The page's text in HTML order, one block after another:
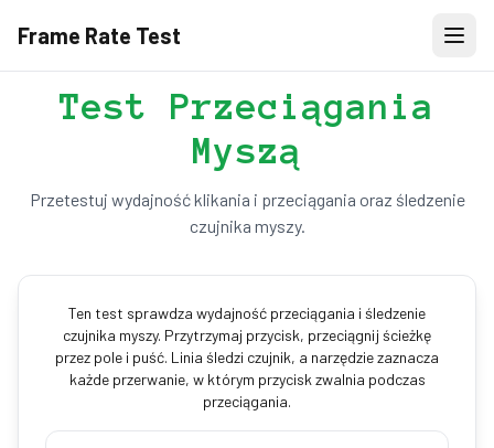
Frame Rate Test
Test Przeciągania
Myszą
Przetestuj wydajność klikania i przeciągania oraz śledzenie
czujnika myszy.
Ten test sprawdza wydajność przeciągania i śledzenie
czujnika myszy. Przytrzymaj przycisk, przeciągnij ścieżkę
przez pole i puść. Linia śledzi czujnik, a narzędzie zaznacza
każde przerwanie, w którym przycisk zwalnia podczas
przeciągania.